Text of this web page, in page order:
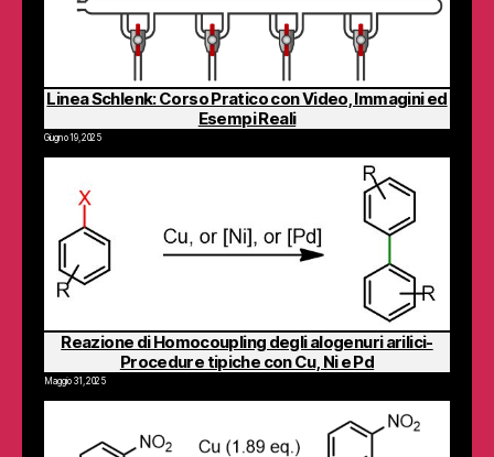
Linea Schlenk: Corso Pratico con Video, Immagini ed
Esempi Reali
Giugno 19, 2025
Reazione di Homocoupling degli alogenuri arilici-
Procedure tipiche con Cu, Ni e Pd
Maggio 31, 2025